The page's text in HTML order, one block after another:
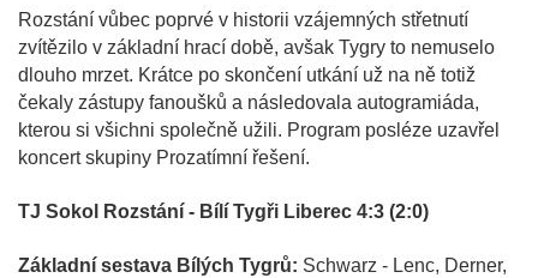
Rozstání vůbec poprvé v historii vzájemných střetnutí
zvítězilo v základní hrací době, avšak Tygry to nemuselo
dlouho mrzet. Krátce po skončení utkání už na ně totiž
čekaly zástupy fanoušků a následovala autogramiáda,
kterou si všichni společně užili. Program posléze uzavřel
koncert skupiny Prozatímní řešení.
TJ Sokol Rozstání - Bílí Tygři Liberec 4:3 (2:0)
Základní sestava Bílých Tygrů: Schwarz - Lenc, Derner,